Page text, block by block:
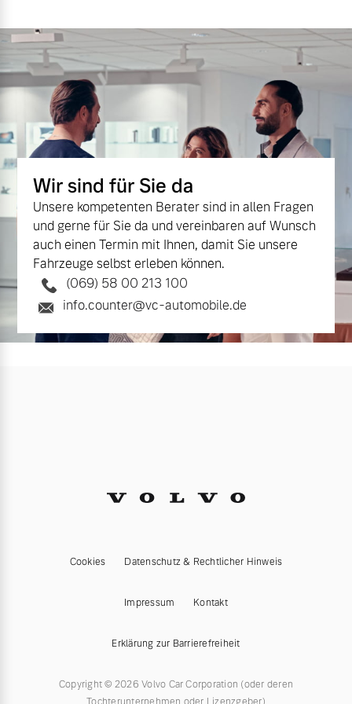
Mehr erfahren
Versicherung
Wir sind für Sie da
Unsere kompetenten Berater sind in allen Fragen
und gerne für Sie da und vereinbaren auf Wunsch
auch einen Termin mit Ihnen, damit Sie unsere
Fahrzeuge selbst erleben können.
(069) 58 00 213 100
info.counter@vc-automobile.de
Cookies Datenschutz & Rechtlicher Hinweis
Impressum Kontakt
Erklärung zur Barrierefreiheit
Copyright © 2026 Volvo Car Corporation (oder deren
Tochterunternehmen oder Lizenzgeber)